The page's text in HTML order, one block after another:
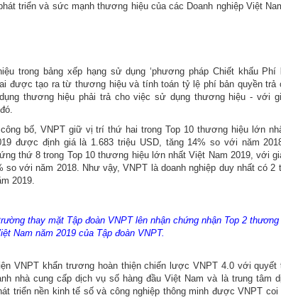
triển và sức mạnh thương hiệu của các Doanh nghiệp Việt
trong bảng xếp hạng sử dụng ‘phương pháp Chiết khấu Phí
được tạo ra từ thương hiệu và tính toán tỷ lệ phí bản quyền trả
thương hiệu phải trả cho việc sử dụng thương hiệu - với
bố, VNPT giữ vị trí thứ hai trong Top 10 thương hiệu lớn
được định giá là 1.683 triệu USD, tăng 14% so với năm
thứ 8 trong Top 10 thương hiệu lớn nhất Việt Nam 2019, với
so với năm 2018. Như vậy, VNPT là doanh nghiệp duy nhất có 2
2019.
thay mặt Tập đoàn VNPT lên nhận chứng nhận Top 2 thương
Nam năm 2019 của Tập đoàn VNPT.
VNPT khẩn trương hoàn thiện chiến lược VNPT 4.0 với quyết
nhà cung cấp dịch vụ số hàng đầu Việt Nam và là trung tâm
triển nền kinh tế số và công nghiệp thông minh được VNPT coi